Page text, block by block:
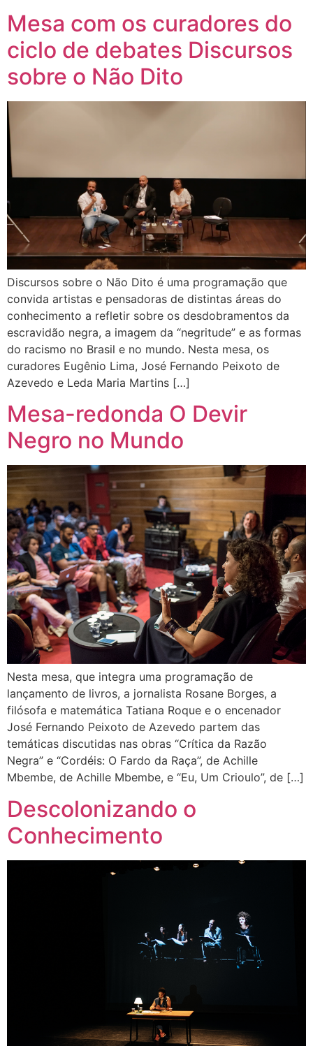
Mesa com os curadores do
ciclo de debates Discursos
sobre o Não Dito
Discursos sobre o Não Dito é uma programação que
convida artistas e pensadoras de distintas áreas do
conhecimento a refletir sobre os desdobramentos da
escravidão negra, a imagem da “negritude” e as formas
do racismo no Brasil e no mundo. Nesta mesa, os
curadores Eugênio Lima, José Fernando Peixoto de
Azevedo e Leda Maria Martins […]
Mesa-redonda O Devir
Negro no Mundo
Nesta mesa, que integra uma programação de
lançamento de livros, a jornalista Rosane Borges, a
filósofa e matemática Tatiana Roque e o encenador
José Fernando Peixoto de Azevedo partem das
temáticas discutidas nas obras “Crítica da Razão
Negra” e “Cordéis: O Fardo da Raça”, de Achille
Mbembe, de Achille Mbembe, e “Eu, Um Crioulo”, de […]
Descolonizando o
Conhecimento